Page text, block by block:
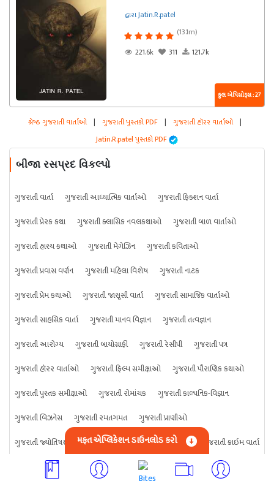
દ્વારા Jatin.R.patel
(13.1m)
221.6k
311 121.7k
કુલ એપિસોડ્સ : 27
શ્રેષ્ઠ ગુજરાતી વાર્તાઓ | ગુજરાતી પુસ્તકો PDF | ગુજરાતી હૉરર વાર્તાઓ |
Jatin.R.patel પુસ્તકો PDF
બીજા રસપ્રદ વિકલ્પો
ગુજરાતી વાર્તા ગુજરાતી આધ્યાત્મિક વાર્તાઓ
ગુજરાતી ફિક્શન વાર્તા
ગુજરાતી પ્રેરક કથા
ગુજરાતી ક્લાસિક નવલકથાઓ
ગુજરાતી બાળ વાર્તાઓ
ગુજરાતી હાસ્ય કથાઓ
ગુજરાતી મેગેઝિન
ગુજરાતી કવિતાઓ
ગુજરાતી પ્રવાસ વર્ણન
ગુજરાતી મહિલા વિશેષ
ગુજરાતી નાટક
ગુજરાતી પ્રેમ કથાઓ
ગુજરાતી જાસૂસી વાર્તા
ગુજરાતી સામાજિક વાર્તાઓ
ગુજરાતી સાહસિક વાર્તા
ગુજરાતી માનવ વિજ્ઞાન
ગુજરાતી તત્વજ્ઞાન
ગુજરાતી આરોગ્ય
ગુજરાતી બાયોગ્રાફી ગુજરાતી રેસીપી
ગુજરાતી પત્ર
ગુજરાતી હૉરર વાર્તાઓ
ગુજરાતી ફિલ્મ સમીક્ષાઓ
ગુજરાતી પૌરાણિક કથાઓ
ગુજરાતી પુસ્તક સમીક્ષાઓ
ગુજરાતી રોમાંચક
ગુજરાતી કાલ્પનિક-વિજ્ઞાન
ગુજરાતી બિઝનેસ
ગુજરાતી રમતગમત
ગુજરાતી પ્રાણીઓ
ગુજરાતી જ્યોતિષશાસ્ત્ર
ગુજરાતી વિજ્ઞાન ગુજરાતી કંઈપણ ગુજરાતી ક્રાઇમ વાર્તા
મફત એપ્લિકેશન ડાઉનલોડ કરો